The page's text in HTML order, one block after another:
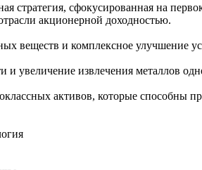
стратегия, сфокусированная на
акционерной доходностью.
веществ и комплексное улучшение
увеличение извлечения металлов
активов, которые способны